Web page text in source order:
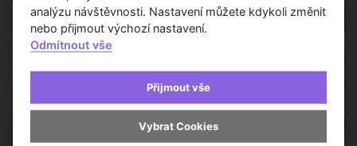
analýzu návštěvnosti. Nastavení můžete kdykoli změnit
nebo přijmout výchozí nastavení.
Odmítnout vše
Přijmout vše
Vybrat Cookies